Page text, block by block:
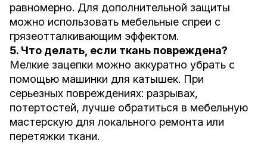
равномерно. Для дополнительной защиты
можно использовать мебельные спреи с
грязеотталкивающим эффектом.
5. Что делать, если ткань повреждена?
Мелкие зацепки можно аккуратно убрать с
помощью машинки для катышек. При
серьезных повреждениях: разрывах,
потертостей, лучше обратиться в мебельную
мастерскую для локального ремонта или
перетяжки ткани.